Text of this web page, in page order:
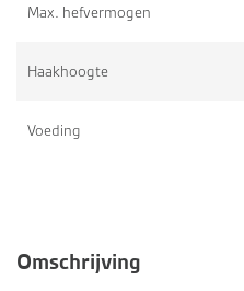
Max. hefvermogen
Haakhoogte
Voeding
Omschrijving